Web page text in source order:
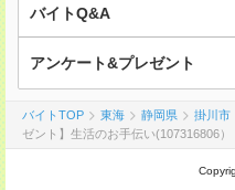
バイトQ&A
アンケート&プレゼント
バイトTOP 東海 静岡県 掛川市
ゼント】生活のお手伝い(107316806）